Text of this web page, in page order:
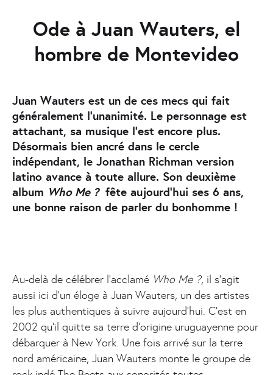
Ode à Juan Wauters, el
hombre de Montevideo
Juan Wauters est un de ces mecs qui fait
généralement l’unanimité. Le personnage est
attachant, sa musique l'est encore plus.
Désormais bien ancré dans le cercle
indépendant, le Jonathan Richman version
latino avance à toute allure. Son deuxième
album Who Me ? fête aujourd'hui ses 6 ans,
une bonne raison de parler du bonhomme !
Au-delà de célébrer l’acclamé Who Me ?, il s’agit
aussi ici d’un éloge à Juan Wauters, un des artistes
les plus authentiques à suivre aujourd’hui. C’est en
2002 qu’il quitte sa terre d’origine uruguayenne pour
débarquer à New York. Une fois arrivé sur la terre
nord américaine, Juan Wauters monte le groupe de